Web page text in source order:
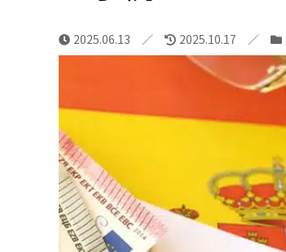
2025.06.13 2025.10.17